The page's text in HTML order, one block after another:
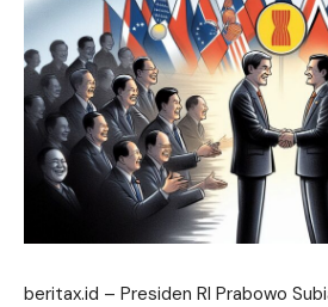
beritax.id – Presiden RI Prabowo